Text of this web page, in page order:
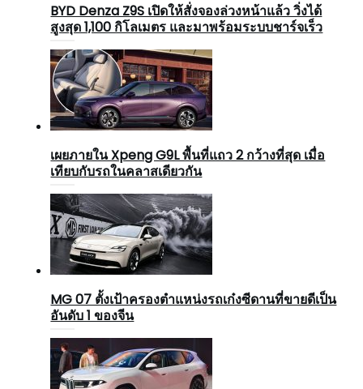
BYD Denza Z9S เปิดให้สั่งจองล่วงหน้าแล้ว วิ่งได้
สูงสุด 1,100 กิโลเมตร และมาพร้อมระบบชาร์จเร็ว
เผยภายใน Xpeng G9L พื้นที่แถว 2 กว้างที่สุด เมื่อ
เทียบกับรถในคลาสเดียวกัน
MG 07 ตั้งเป้าครองตำแหน่งรถเก๋งซีดานที่ขายดีเป็น
อันดับ 1 ของจีน